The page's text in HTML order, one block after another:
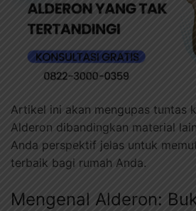
Artikel ini akan mengupas tuntas
Alderon dibandingkan material
Anda perspektif jelas untuk
terbaik bagi rumah Anda.
Mengenal Alderon: